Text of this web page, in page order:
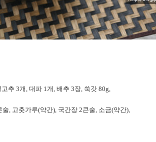
추 3개, 대파 1개, 배추 3장, 쑥갓 80g,
, 고춧가루(약간), 국간장 2큰술, 소금(약간),